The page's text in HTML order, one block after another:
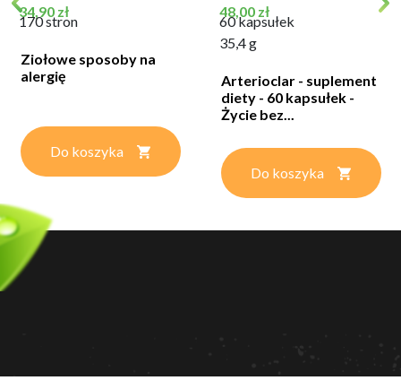
Cena
34,90 zł
170 stron
Ziołowe sposoby na
alergię
Do koszyka
Cena
48,00 zł
60 kapsułek
35,4 g
Arterioclar - suplement
diety - 60 kapsułek -
Życie bez...
Do koszyka